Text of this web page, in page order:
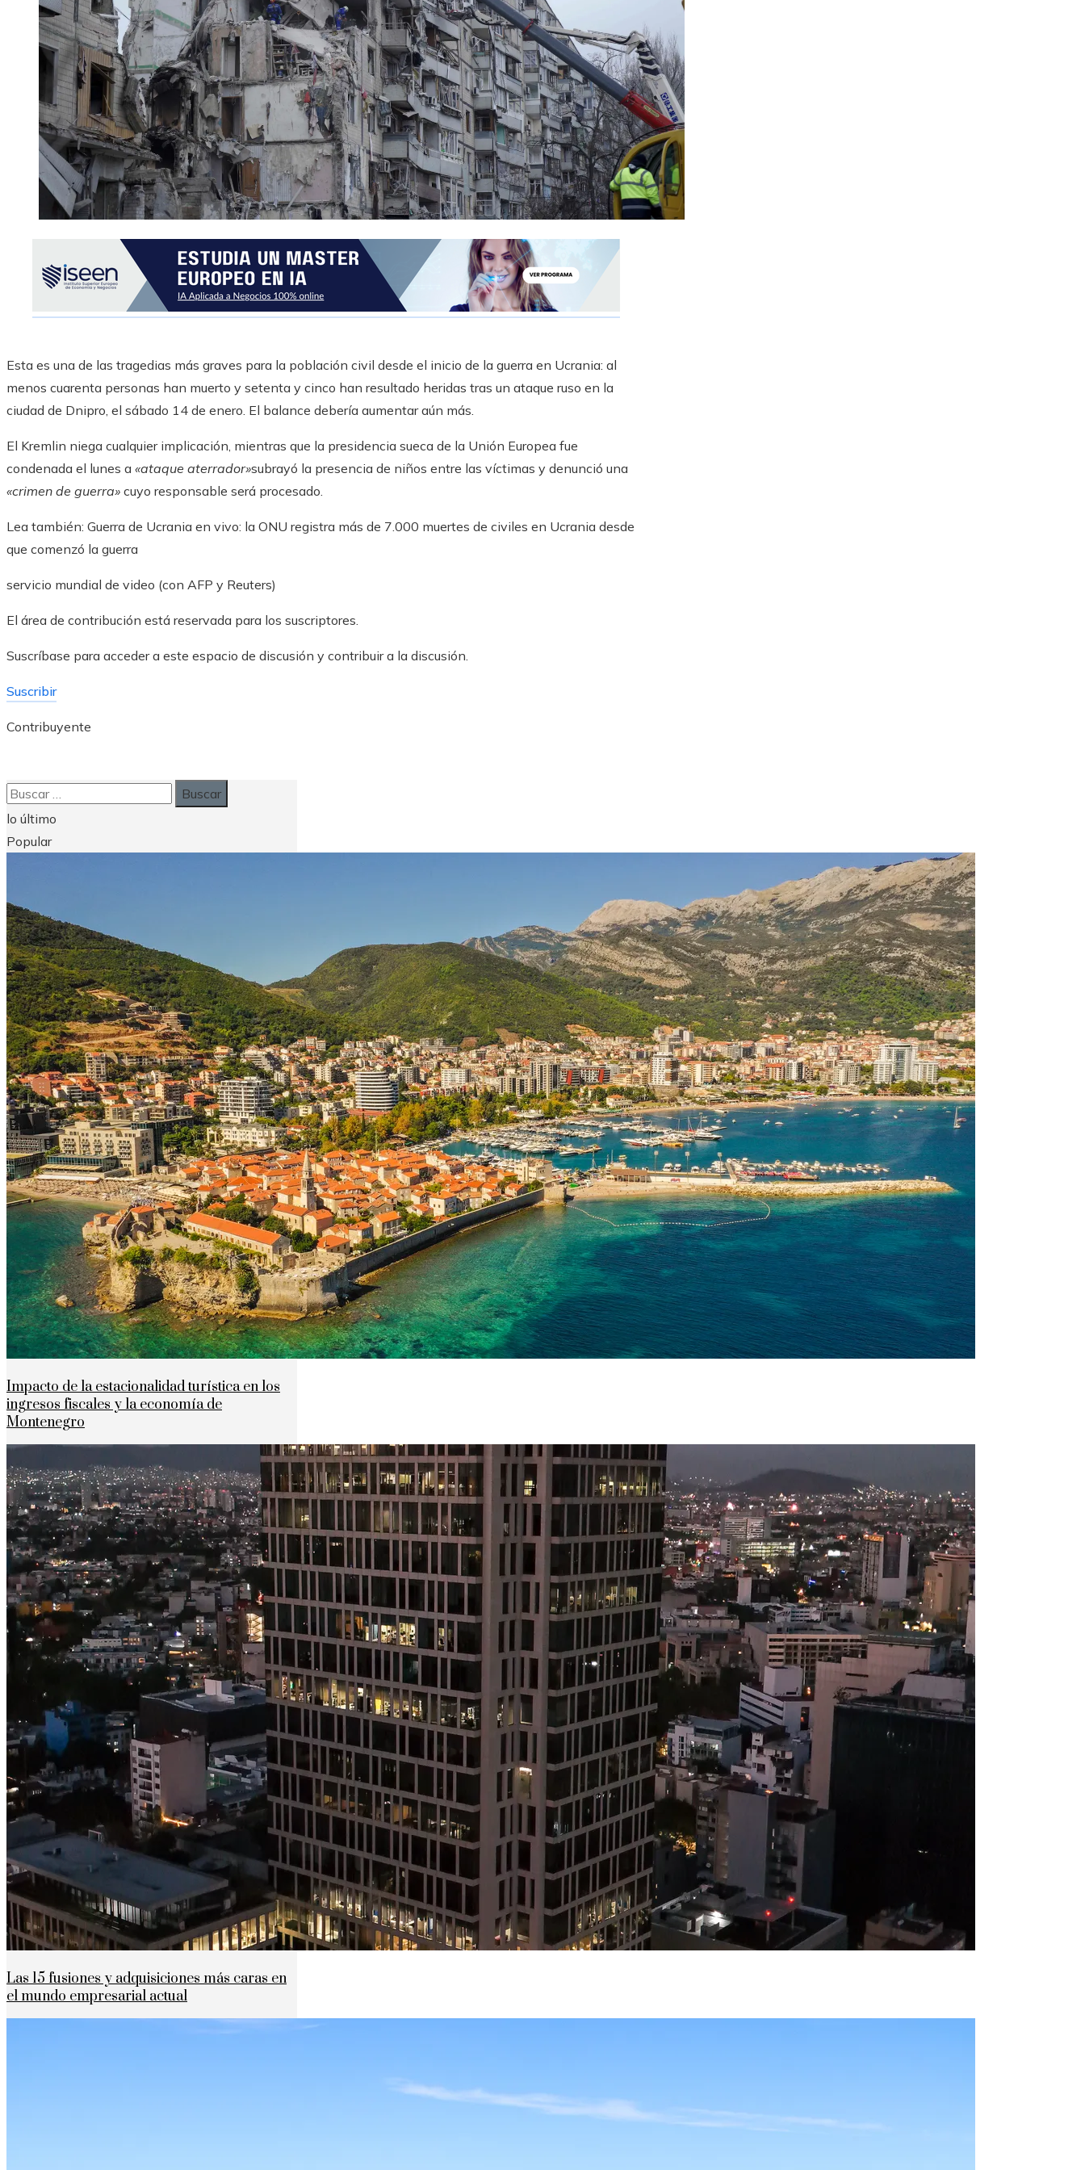
Esta es una de las tragedias más graves para la población civil desde el inicio de la guerra en Ucrania: al
menos cuarenta personas han muerto y setenta y cinco han resultado heridas tras un ataque ruso en la
ciudad de Dnipro, el sábado 14 de enero. El balance debería aumentar aún más.
El Kremlin niega cualquier implicación, mientras que la presidencia sueca de la Unión Europea fue
condenada el lunes a «ataque aterrador»subrayó la presencia de niños entre las víctimas y denunció una
«crimen de guerra» cuyo responsable será procesado.
Lea también: Guerra de Ucrania en vivo: la ONU registra más de 7.000 muertes de civiles en Ucrania desde
que comenzó la guerra
servicio mundial de video (con AFP y Reuters)
El área de contribución está reservada para los suscriptores.
Suscríbase para acceder a este espacio de discusión y contribuir a la discusión.
Suscribir
Contribuyente
Buscar:
lo último
Popular
Impacto de la estacionalidad turística en los
ingresos fiscales y la economía de
Montenegro
Las 15 fusiones y adquisiciones más caras en
el mundo empresarial actual